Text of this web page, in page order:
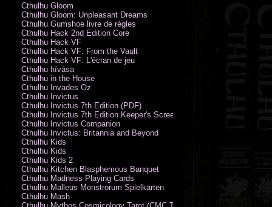
Cthulhu Gloom
Cthulhu Gloom: Unpleasant Dreams
Cthulhu Gumshoe livre de règles
Cthulhu Hack 2nd Edition Core
Cthulhu Hack VF
Cthulhu Hack VF: From the Vault
Cthulhu Hack VF: L'écran de jeu
Cthulhu hívása
Cthulhu in the House
Cthulhu Invades Oz
Cthulhu Invictus
Cthulhu Invictus 7th Edition (PDF)
Cthulhu Invictus 7th Edition Keeper's Screen
Cthulhu Invictus Companion
Cthulhu Invictus: Britannia and Beyond
Cthulhu Kids
Cthulhu Kids
Cthulhu Kids 2
Cthulhu Kitchen Blasphemous Banquet
Cthulhu Madness Playing Cards
Cthulhu Malleus Monstrorum Spielkarten
Cthulhu Mash